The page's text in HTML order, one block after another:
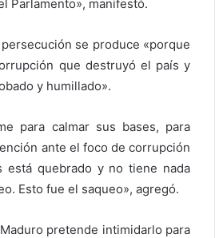
Parlamento», manifestó.
se produce «porque
que destruyó el país y
y humillado».
para calmar sus bases, para
ante el foco de corrupción
está quebrado y no tiene nada
Esto fue el saqueo», agregó.
pretende intimidarlo para